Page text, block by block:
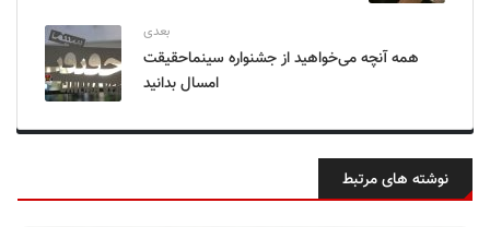
بعدی
همه آنچه می‌خواهید از جشنواره سینماحقیقت
امسال بدانید
نوشته های مرتبط